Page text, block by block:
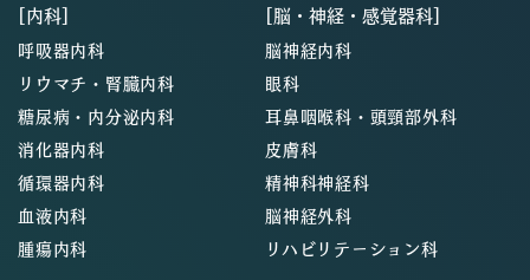
[内科]
呼吸器内科
リウマチ・腎臓内科
糖尿病・内分泌内科
消化器内科
循環器内科
血液内科
腫瘍内科
[脳・神経・感覚器科]
脳神経内科
眼科
耳鼻咽喉科・頭頸部外科
皮膚科
精神科神経科
脳神経外科
リハビリテーション科